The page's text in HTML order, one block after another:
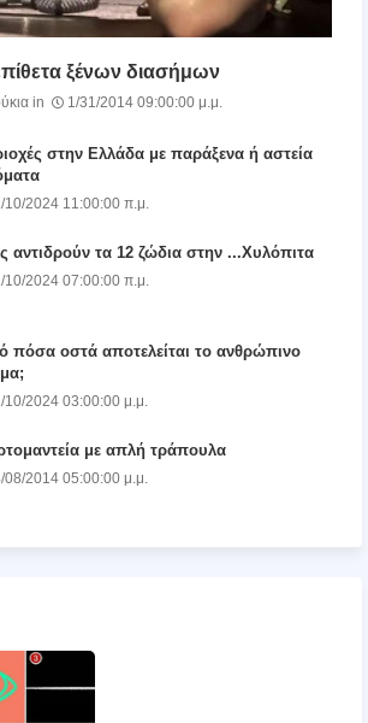
ξένων διασήμων
1/31/2014 09:00:00 μ.μ.
στην Ελλάδα με παράξενα ή αστεία
10/2024 11:00:00 π.μ.
αντιδρούν τα 12 ζώδια στην ...Χυλόπιτα
10/2024 07:00:00 π.μ.
πόσα οστά αποτελείται το ανθρώπινο
10/2024 03:00:00 μ.μ.
με απλή τράπουλα
08/2014 05:00:00 μ.μ.